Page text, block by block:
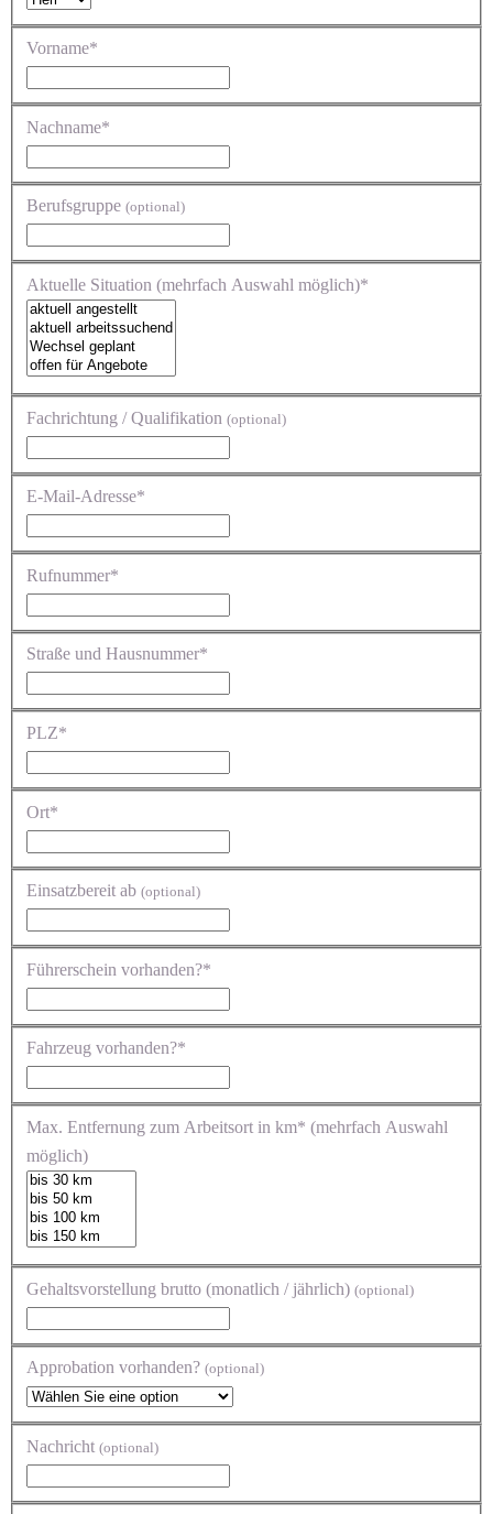
Vorname*
Nachname*
Berufsgruppe (optional)
Aktuelle Situation (mehrfach Auswahl möglich)*
Fachrichtung / Qualifikation (optional)
E-Mail-Adresse*
Rufnummer*
Straße und Hausnummer*
PLZ*
Ort*
Einsatzbereit ab (optional)
Führerschein vorhanden?*
Fahrzeug vorhanden?*
Max. Entfernung zum Arbeitsort in km* (mehrfach Auswahl
möglich)
Gehaltsvorstellung brutto (monatlich / jährlich) (optional)
Approbation vorhanden? (optional)
Nachricht (optional)